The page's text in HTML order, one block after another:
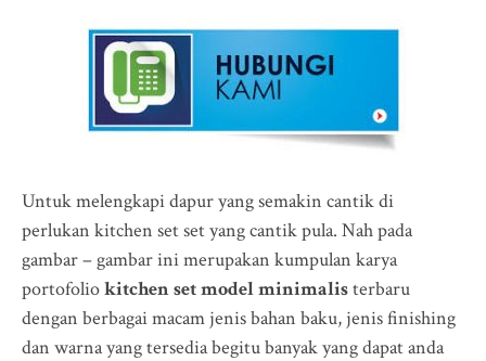
Untuk melengkapi dapur yang semakin cantik di
perlukan kitchen set set yang cantik pula. Nah pada
gambar – gambar ini merupakan kumpulan karya
portofoliokitchen set model minimalisterbaru
dengan berbagai macam jenis bahan baku, jenis finishing
dan warna yang tersedia begitu banyak yang dapat anda